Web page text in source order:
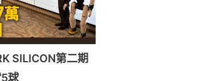
SILICON第二期
球